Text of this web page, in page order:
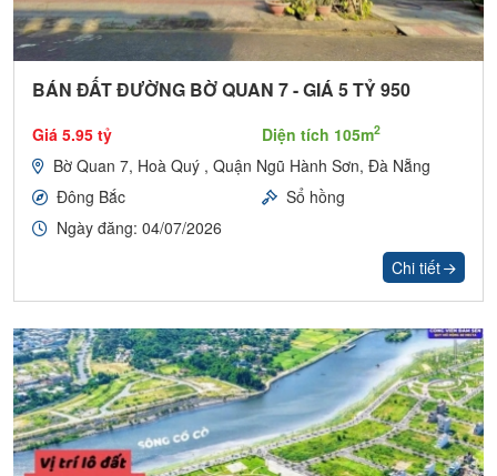
BÁN ĐẤT ĐƯỜNG BỜ QUAN 7 - GIÁ 5 TỶ 950
Giá 5.95 tỷ Diện tích 105m2
Bờ Quan 7, Hoà Quý , Quận Ngũ Hành Sơn, Đà Nẵng
Đông Bắc
Sổ hồng
Ngày đăng: 04/07/2026
Chi tiết